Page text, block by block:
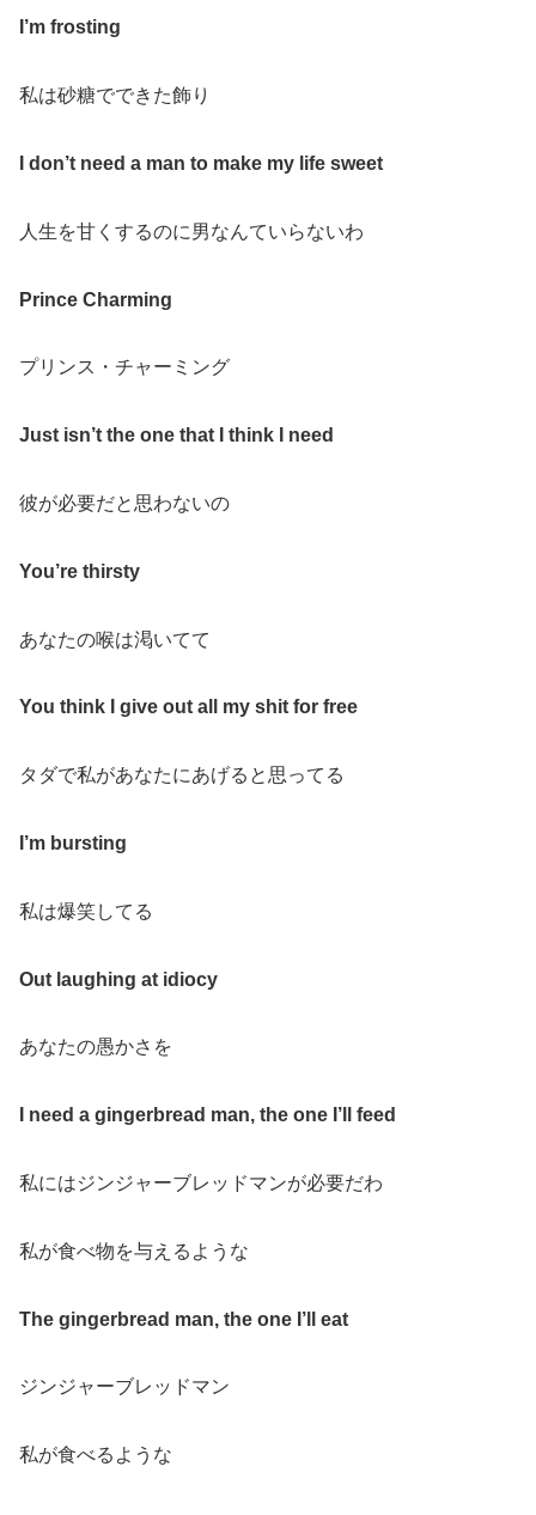
I’m frosting
私は砂糖でできた飾り
I don’t need a man to make my life sweet
人生を甘くするのに男なんていらないわ
Prince Charming
プリンス・チャーミング
Just isn’t the one that I think I need
彼が必要だと思わないの
You’re thirsty
あなたの喉は渇いてて
You think I give out all my shit for free
タダで私があなたにあげると思ってる
I’m bursting
私は爆笑してる
Out laughing at idiocy
あなたの愚かさを
I need a gingerbread man, the one I’ll feed
私にはジンジャーブレッドマンが必要だわ
私が食べ物を与えるような
The gingerbread man, the one I’ll eat
ジンジャーブレッドマン
私が食べるような